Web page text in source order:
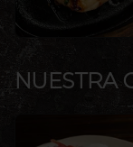
NUESTRA